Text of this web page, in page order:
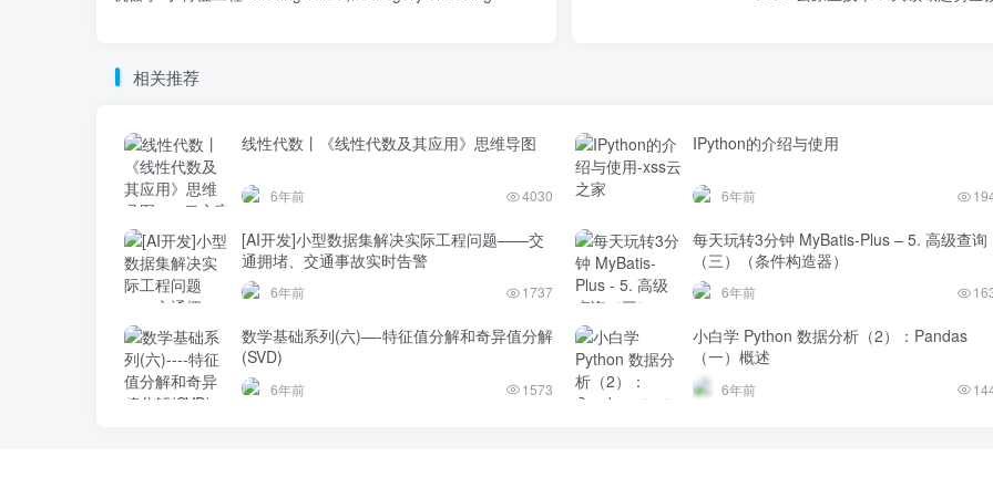
相关推荐
线性代数丨《线性代数及其应用》思维导图
6年前 4030
IPython的介绍与使用
6年前
[AI开发]小型数据集解决实际工程问题——交
通拥堵、交通事故实时告警
6年前 1737
每天玩转3分钟 MyBatis-Plus – 5. 高级查询
（三）（条件构造器）
6年前
数学基础系列(六)—-特征值分解和奇异值分解
(SVD)
6年前 1573
小白学 Python 数据分析（2）：Pandas
（一）概述
6年前